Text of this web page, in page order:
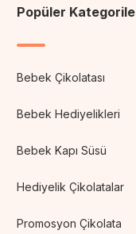
Popüler
Bebek Çikolatası
Bebek Hediyelikleri
Bebek Kapı Süsü
Hediyelik Çikolatalar
Promosyon Çikolata